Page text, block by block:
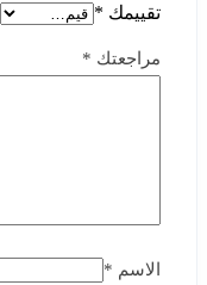
تقييمك *
مراجعتك *
الاسم *